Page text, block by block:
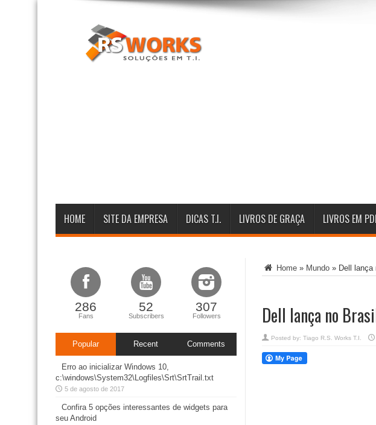
HOME SITE DA EMPRESA DICAS T.I. LIVROS DE GRAÇA LIVROS EM
Home » Mundo » Dell
Dell lança no
Posted by: Tiago R.S. Works T.I.
286
Fans
52
Subscribers
307
Followers
Popular Recent Comments
Erro ao inicializar Windows 10,
c:\windows\System32\Logfiles\Srt\SrtTrail.txt
5 de agosto de 2017
Confira 5 opções interessantes de widgets para
seu Android